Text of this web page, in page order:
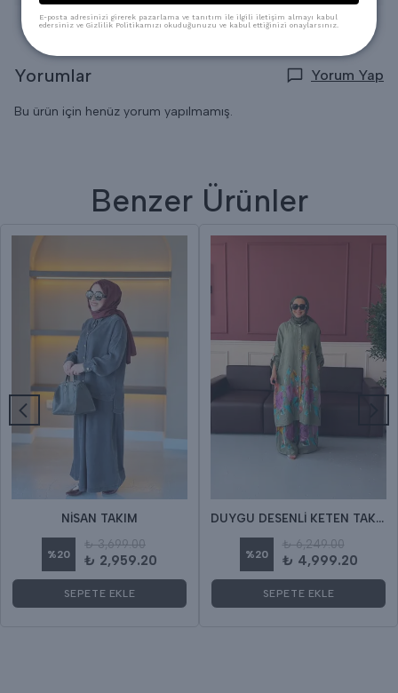
Yorumlar Yorum Yap
Bu ürün için henüz yorum yapılmamış.
Benzer Ürünler
NİSAN TAKIM
%20
₺ 3,699.00
₺ 2,959.20
SEPETE EKLE
DUYGU DESENLİ KETEN TAKIM
%20
₺ 6,249.00
₺ 4,999.20
SEPETE EKLE
E-posta adresinizi girerek pazarlama ve tanıtım ile ilgili iletişim almayı kabul
edersiniz ve Gizlilik Politikamızı okuduğunuzu ve kabul ettiğinizi onaylarsınız.